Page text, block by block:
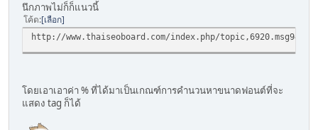
นึกภาพไม่ก็ก็แนวนี้
โค้ด เลือก
http://www.thaiseoboard.com/index.php/
โดยเอาเอาค่า % ที่ได้มาเป็นเกณฑ์การคำนวนหาขนาดฟอนต์ที่จะ
แสดง tag ก็ได้